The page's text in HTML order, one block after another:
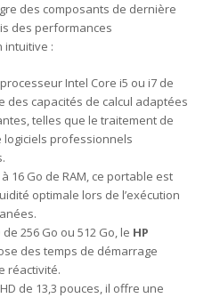
des composants de dernière
des performances
intuitive :
processeur Intel Core i5 ou i7 de
des capacités de calcul adaptées
telles que le traitement de
logiciels professionnels
à 16 Go de RAM, ce portable est
optimale lors de l’exécution
de 256 Go ou 512 Go, le HP
des temps de démarrage
réactivité.
de 13,3 pouces, il offre une